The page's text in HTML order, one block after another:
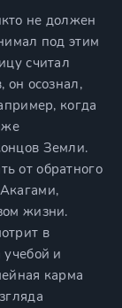
не должен
под этим
считал
он осознал,
когда
Земли.
от обратного
жизни.
в
и
карма